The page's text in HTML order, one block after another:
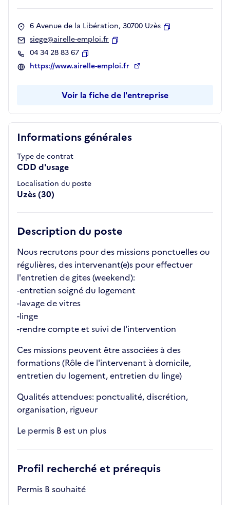
Informations générales
Type de contrat
CDD d'usage
Localisation du poste
Uzès (30)
Description du poste
Nous recrutons pour des missions ponctuelles ou
régulières, des intervenant(e)s pour effectuer
l'entretien de gites (weekend):
-entretien soigné du logement
-lavage de vitres
-linge
-rendre compte et suivi de l'intervention
Ces missions peuvent être associées à des
formations (Rôle de l'intervenant à domicile,
entretien du logement, entretien du linge)
Qualités attendues: ponctualité, discrétion,
organisation, rigueur
Le permis B est un plus
Profil recherché et prérequis
Permis B souhaité
6 Avenue de la Libération, 30700 Uzès
siege@airelle-emploi.fr
04 34 28 83 67
Copier
https://www.airelle-emploi.fr
Voir la fiche de l'entreprise